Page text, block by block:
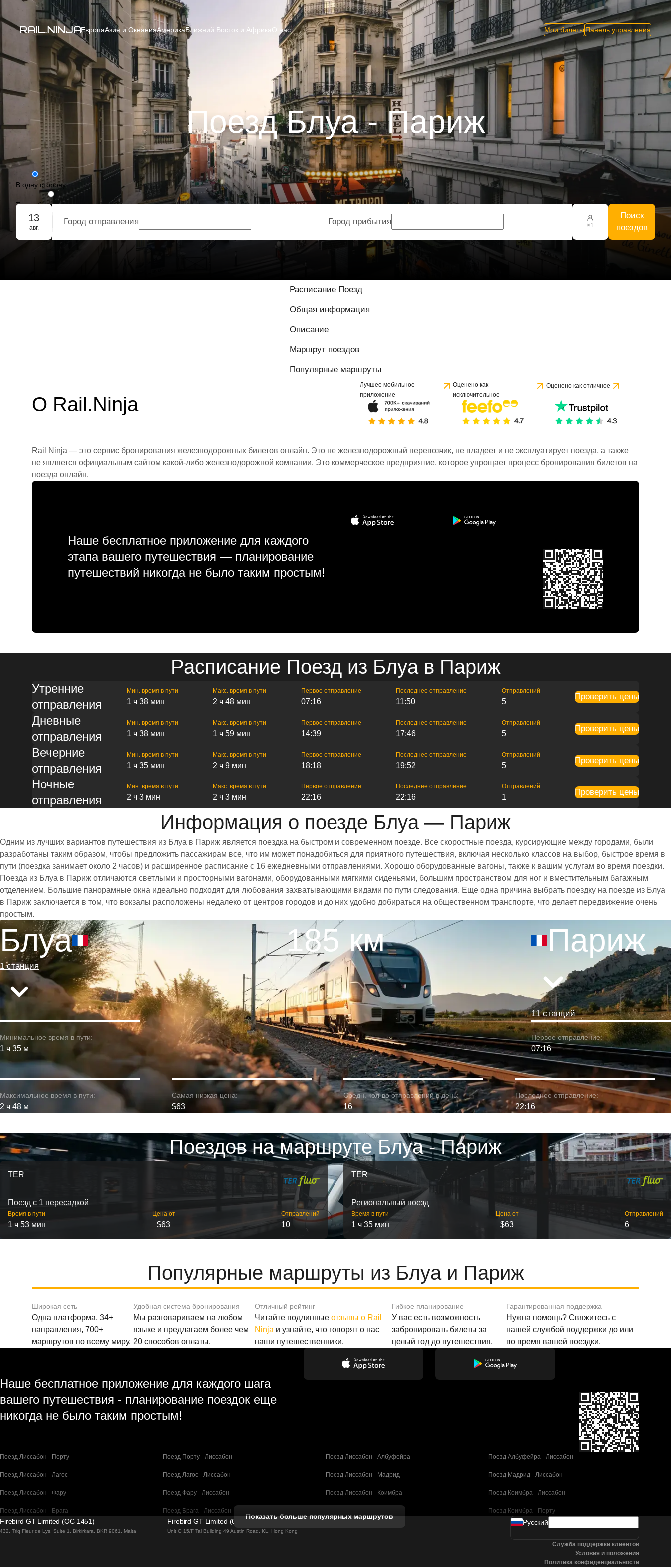
ЕвропаАзия и ОкеанияАмерикаБлижний Восток и АфрикаО нас Мои билетыПанель управления
Поезд Блуа - Париж
В одну сторону
Туда-обратно
Групповое бронирование
13
авг.
Город отправления Город прибытия ×1
Поиск
поездов
Расписание Поезд
Общая информация
Описание
Маршрут поездов
Популярные маршруты
О Rail.Ninja
Лучшее мобильное
приложение
Оценено как
исключительное
Оценено как отличное
Rail Ninja — это сервис бронирования железнодорожных билетов онлайн. Это не железнодорожный перевозчик, не владеет и не эксплуатирует поезда, а также
не является официальным сайтом какой-либо железнодорожной компании. Это коммерческое предприятие, которое упрощает процесс бронирования билетов на
поезда онлайн.
Наше бесплатное приложение для каждого
этапа вашего путешествия — планирование
путешествий никогда не было таким простым!
Расписание Поезд из Блуа в Париж
Утренние
отправления
Мин. время в пути
1 ч 38 мин
Макс. время в пути
2 ч 48 мин
Первое отправление
07:16
Последнее отправление
11:50
Отправлений
5
Проверить цены
Дневные
отправления
Мин. время в пути
1 ч 38 мин
Макс. время в пути
1 ч 59 мин
Первое отправление
14:39
Последнее отправление
17:46
Отправлений
5
Проверить цены
Вечерние
отправления
Мин. время в пути
1 ч 35 мин
Макс. время в пути
2 ч 9 мин
Первое отправление
18:18
Последнее отправление
19:52
Отправлений
5
Проверить цены
Ночные
отправления
Мин. время в пути
2 ч 3 мин
Макс. время в пути
2 ч 3 мин
Первое отправление
22:16
Последнее отправление
22:16
Отправлений
1
Проверить цены
Информация о поезде Блуа — Париж
Одним из лучших вариантов путешествия из Блуа в Париж является поездка на быстром и современном поезде. Все скоростные поезда, курсирующие между городами, были
разработаны таким образом, чтобы предложить пассажирам все, что им может понадобиться для приятного путешествия, включая несколько классов на выбор, быстрое время в
пути (поездка занимает около 2 часов) и расширенное расписание с 16 ежедневными отправлениями. Хорошо оборудованные вагоны, также к вашим услугам во время поездки.
Поезда из Блуа в Париж отличаются светлыми и просторными вагонами, оборудованными мягкими сиденьями, большим пространством для ног и вместительным багажным
отделением. Большие панорамные окна идеально подходят для любования захватывающими видами по пути следования. Еще одна причина выбрать поездку на поезде из Блуа
в Париж заключается в том, что вокзалы расположены недалеко от центров городов и до них удобно добираться на общественном транспорте, что делает передвижение очень
простым.
Блуа
1 станция
185 км Париж
11 станций
Минимальное время в пути:
1 ч 35 м
Первое отправление:
07:16
Максимальное время в пути:
2 ч 48 м
Самая низкая цена:
$63
Средн. кол-во отправлений в день:
16
Последнее отправление:
22:16
Поездов на маршруте Блуа - Париж
TER
Поезд с 1 пересадкой
Время в пути
1 ч 53 мин
Цена от
$63
Отправлений
10
TER
Региональный поезд
Время в пути
1 ч 35 мин
Цена от
$63
Отправлений
6
Популярные маршруты из Блуа и Париж
9.5 / 10 на основе 1 отзыва
Широкая сеть
Одна платформа, 34+
направления, 700+
маршрутов по всему миру.
Удобная система бронирования
Мы разговариваем на любом
языке и предлагаем более чем
20 способов оплаты.
Отличный рейтинг
Читайте подлинныеотзывы о Rail
Ninja и узнайте, что говорят о нас
наши путешественники.
Гибкое планирование
У вас есть возможность
забронировать билеты за
целый год до путешествия.
Гарантированная поддержка
Нужна помощь? Свяжитесь с
нашей службой поддержки до или
во время вашей поездки.
Наше бесплатное приложение для каждого шага
вашего путешествия - планирование поездок еще
никогда не было таким простым!
Поезд Лиссабон - Порту Поезд Порту - Лиссабон Поезд Лиссабон - Албуфейра Поезд Албуфейра - Лиссабон
Поезд Лиссабон - Лагос Поезд Лагос - Лиссабон Поезд Лиссабон - Мадрид Поезд Мадрид - Лиссабон
Поезд Лиссабон - Фару Поезд Фару - Лиссабон Поезд Лиссабон - Коимбра Поезд Коимбра - Лиссабон
Поезд Лиссабон - Брага Поезд Брага - Лиссабон Поезд Коимбра - Порту
Поезд Барселона - Мадрид Поезд Мадрид - Барселона Поезд Валенсия - Барселона
Поезд Севилья - Барселона
Поезд Малага - Барселона
Показать больше популярных маршрутов
Firebird GT Limited (OC 1451)
432, Triq Fleur de Lys, Suite 1, Birkirkara, BKR 9061, Malta
Firebird GT Limited (61211989)
Unit G 15/F Tal Building 49 Austin Road, KL, Hong Kong
Pусский
Служба поддержки клиентов
Условия и положения
Политика конфиденциальности